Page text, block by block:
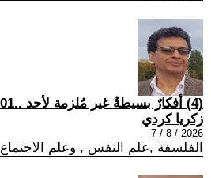
(4) أفكارٌ بسيطةٌ غير مُلزمة لأحد ..101
زكريا كردي
2026 / 8 / 7
الفلسفة ,علم النفس , وعلم الاجتماع